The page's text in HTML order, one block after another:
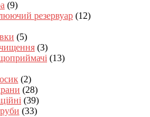
(9)
резервуар (12)
(5)
(3)
(13)
(2)
(28)
(39)
(33)